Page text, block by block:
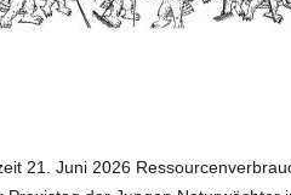
21. Juni 2026